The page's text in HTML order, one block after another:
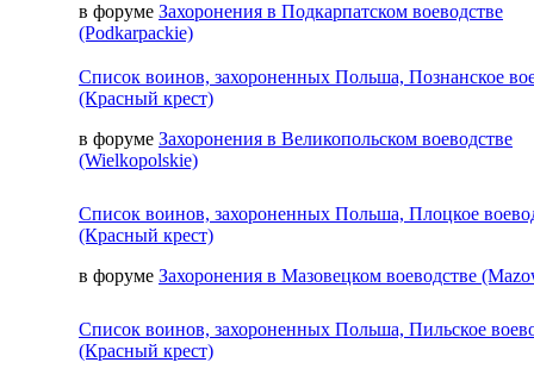
в форуме Захоронения в Подкарпатском воеводстве
(Podkarpackie)
Список воинов, захороненных Польша, Познанское
(Красный крест)
в форуме Захоронения в Великопольском воеводстве
(Wielkopolskie)
Список воинов, захороненных Польша, Плоцкое
(Красный крест)
в форуме Захоронения в Мазовецком воеводстве
Список воинов, захороненных Польша, Пильское
(Красный крест)